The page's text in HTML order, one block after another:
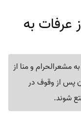
عرفات به
مشعرالحرام و منا از
پس از وقوف در
شوند.